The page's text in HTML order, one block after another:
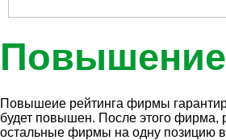
Повышеие рейтинга фирмы
будет повышен. После этого фирма,
остальные фирмы на одну позицию